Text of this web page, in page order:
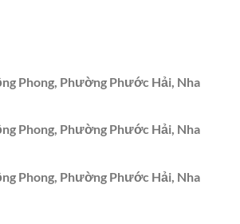
Phong, Phường Phước Hải, Nha
Phong, Phường Phước Hải, Nha
Phong, Phường Phước Hải, Nha